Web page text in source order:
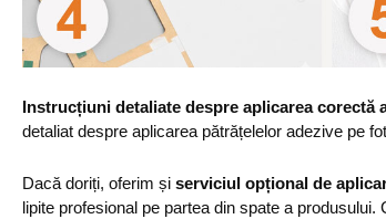
Instrucțiuni detaliate despre aplicarea corectă
detaliat despre aplicarea pătrățelelor adezive pe
Dacă doriți, oferim și serviciul opțional de
lipite profesional pe partea din spate a